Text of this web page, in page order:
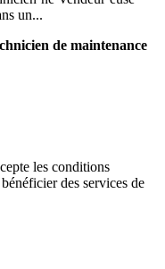
un...
de maintenance
les conditions
des services de